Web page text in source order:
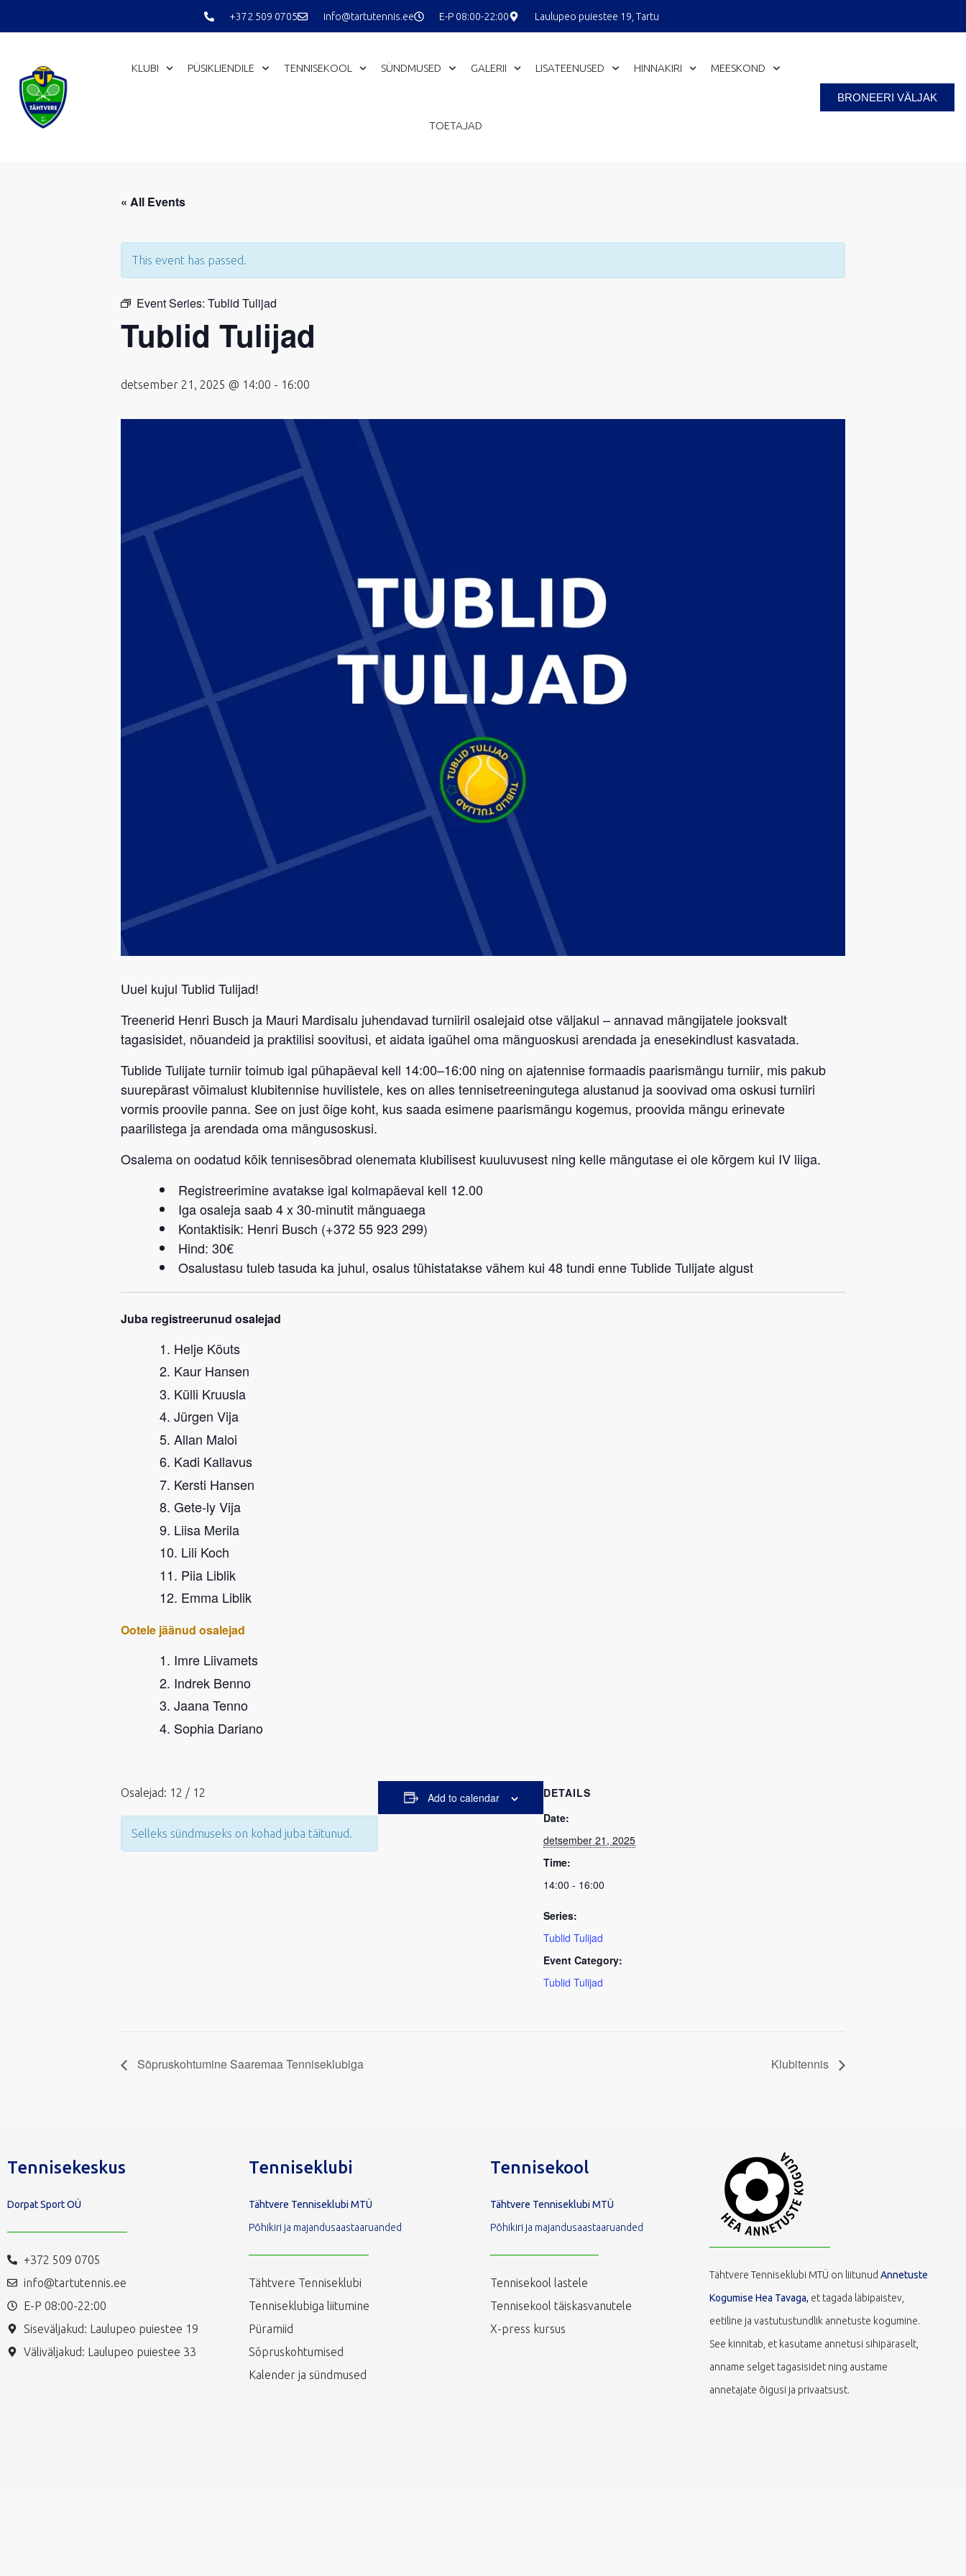
to
+372 509 0705 info@tartutennis.ee E-P 08:00-22:00 Laulupeo puiestee 19, Tartu
KLUBI PÜSIKLIENDILE TENNISEKOOL SÜNDMUSED GALERII LISATEENUSED HINNAKIRI MEESKOND
TOETAJAD
BRONEERI VÄLJAK
« All Events
This event has passed.
Event Series: Tublid Tulijad
Tublid Tulijad
detsember 21, 2025 @ 14:00 - 16:00
Uuel kujul Tublid Tulijad!
Treenerid Henri Busch ja Mauri Mardisalu juhendavad turniiril osalejaid otse väljakul – annavad mängijatele jooksvalt
tagasisidet, nõuandeid ja praktilisi soovitusi, et aidata igaühel oma mänguoskusi arendada ja enesekindlust kasvatada.
Tublide Tulijate turniirtoimub igal pühapäeval kell 14:00–16:00 ning on ajatennise formaadis paarismängu turniir, mis pakub
suurepärast võimalust klubitennise huvilistele, kes on alles tennisetreeningutega alustanud ja soovivad oma oskusi turniiri
vormis proovile panna. See on just õige koht, kus saada esimene paarismängu kogemus, proovida mängu erinevate
paarilistega ja arendada oma mängusoskusi.
Osalema on oodatud kõik tennisesõbrad olenemata klubilisest kuuluvusest ning kelle mängutase ei ole kõrgem kui IV liiga.
Registreerimine avatakse igal kolmapäeval kell 12.00
Iga osaleja saab 4 x 30-minutit mänguaega
Kontaktisik: Henri Busch (+372 55 923 299)
Hind: 30€
Osalustasu tuleb tasuda ka juhul, osalus tühistatakse vähem kui 48 tundi enne Tublide Tulijate algust
Juba registreerunud osalejad
Helje Kõuts
Kaur Hansen
Külli Kruusla
Jürgen Vija
Allan Maloi
Kadi Kallavus
Kersti Hansen
Gete-ly Vija
Liisa Merila
Lili Koch
Piia Liblik
Emma Liblik
Ootele jäänud osalejad
Imre Liivamets
Indrek Benno
Jaana Tenno
Sophia Dariano
Osalejad: 12 / 12
Selleks sündmuseks on kohad juba täitunud.
Add to calendar
DETAILS
Date:
detsember 21, 2025
Time:
14:00 - 16:00
Series:
Tublid Tulijad
Event Category:
Tublid Tulijad
Sõpruskohtumine Saaremaa Tenniseklubiga Klubitennis
Tennisekeskus
Dorpat Sport OÜ
+372 509 0705
info@tartutennis.ee
E-P 08:00-22:00
Siseväljakud: Laulupeo puiestee 19
Väliväljakud: Laulupeo puiestee 33
Tenniseklubi
Tähtvere Tenniseklubi MTÜ
Põhikiri ja majandusaastaaruanded
Tähtvere Tenniseklubi
Tenniseklubiga liitumine
Püramiid
Sõpruskohtumised
Kalender ja sündmused
Tennisekool
Tähtvere Tenniseklubi MTÜ
Põhikiri ja majandusaastaaruanded
Tennisekool lastele
Tennisekool täiskasvanutele
X-press kursus
Tähtvere Tenniseklubi MTÜ on liitunudAnnetuste
Kogumise Hea Tavaga, et tagada läbipaistev,
eetiline ja vastutustundlik annetuste kogumine.
See kinnitab, et kasutame annetusi sihipäraselt,
anname selget tagasisidet ning austame
annetajate õigusi ja privaatsust.